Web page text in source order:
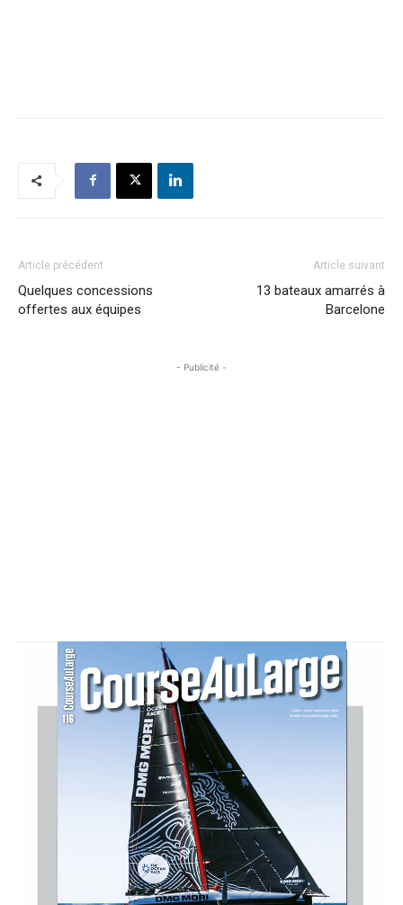
Article précédent
Quelques concessions
offertes aux équipes
Article suivant
13 bateaux amarrés à
Barcelone
- Publicité -